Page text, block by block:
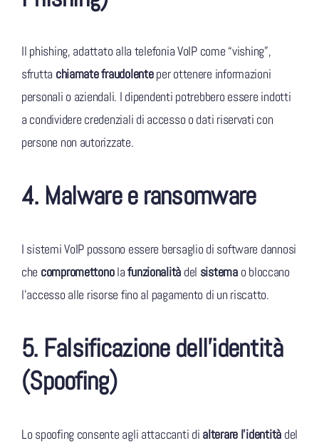
Il phishing, adattato alla telefonia VoIP come “vishing”,
sfrutta chiamate fraudolenteper ottenere informazioni
personali o aziendali. I dipendenti potrebbero essere indotti
a condividere credenziali di accesso o dati riservati con
persone non autorizzate.
4. Malware e ransomware
I sistemi VoIP possono essere bersaglio di software dannosi
che compromettonolafunzionalità del sistema o bloccano
l’accesso alle risorse fino al pagamento di un riscatto.
5. Falsificazione dell’identità
(Spoofing)
Lo spoofing consente agli attaccanti di alterare l’identità del